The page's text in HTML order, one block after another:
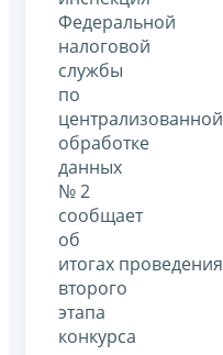
Федеральной
налоговой
службы
по
централизованной
обработке
данных
№ 2
сообщает
об
итогах проведения
второго
этапа
конкурса